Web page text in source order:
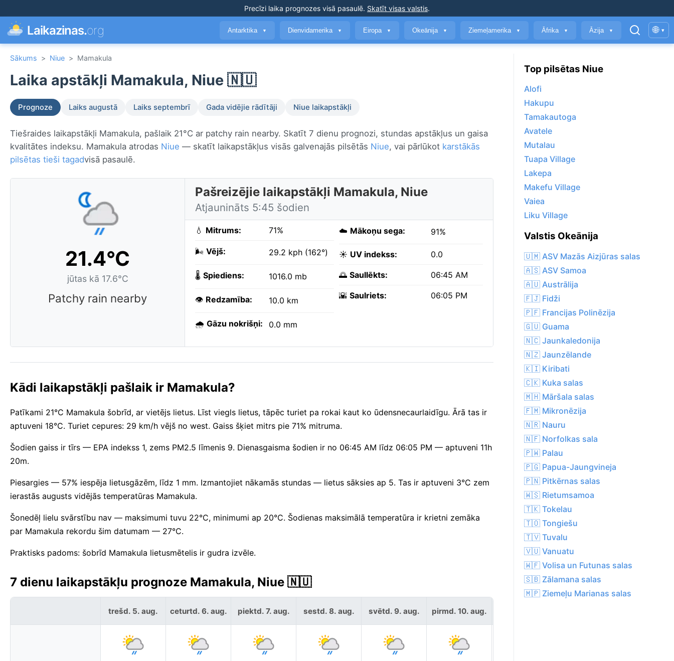
Precīzi laika prognozes visā pasaulē. Skatīt visas valstis.
Laikazinas.org Antarktika ▼ Dienvidamerika ▼ Eiropa ▼ Okeānija ▼ Ziemeļamerika ▼ Āfrika ▼ Āzija ▼ 🌐 ▾
Sākums > Niue > Mamakula
Laika apstākļi Mamakula, Niue 🇳🇺
Prognoze Laiks augustā Laiks septembrī Gada vidējie rādītāji Niue laikapstākļi
Tiešraides laikapstākļi Mamakula, pašlaik 21°C ar patchy rain nearby. Skatīt 7 dienu prognozi, stundas apstākļus un gaisa
kvalitātes indeksu. Mamakula atrodas Niue — skatīt laikapstākļus visās galvenajās pilsētās Niue, vai pārlūkot karstākās
pilsētas tieši tagadvisā pasaulē.
21.4°C
jūtas kā 17.6°C
Patchy rain nearby
Pašreizējie laikapstākļi Mamakula, Niue
Atjaunināts 5:45 šodien
💧 Mitrums: 71%
🌬️ Vējš: 29.2 kph (162°)
🌡️ Spiediens: 1016.0 mb
👁️ Redzamība: 10.0 km
🌧️ Gāzu nokrišņi: 0.0 mm
☁️ Mākoņu sega: 91%
☀️ UV indekss: 0.0
🌅 Saullēkts: 06:45 AM
🌇 Saulriets: 06:05 PM
Kādi laikapstākļi pašlaik ir Mamakula?
Patīkami 21°C Mamakula šobrīd, ar vietējs lietus. Līst viegls lietus, tāpēc turiet pa rokai kaut ko ūdensnecaurlaidīgu. Ārā tas ir
aptuveni 18°C. Turiet cepures: 29 km/h vējš no west. Gaiss šķiet mitrs pie 71% mitruma.
Šodien gaiss ir tīrs — EPA indekss 1, zems PM2.5 līmenis 9. Dienasgaisma šodien ir no 06:45 AM līdz 06:05 PM — aptuveni 11h
20m.
Piesargies — 57% iespēja lietusgāzēm, līdz 1 mm. Izmantojiet nākamās stundas — lietus sāksies ap 5. Tas ir aptuveni 3°C zem
ierastās augusts vidējās temperatūras Mamakula.
Šonedēļ lielu svārstību nav — maksimumi tuvu 22°C, minimumi ap 20°C. Šodienas maksimālā temperatūra ir krietni zemāka
par Mamakula rekordu šim datumam — 27°C.
Praktisks padoms: šobrīd Mamakula lietusmētelis ir gudra izvēle.
7 dienu laikapstākļu prognoze Mamakula, Niue 🇳🇺
trešd. 5. aug. ceturtd. 6. aug. piektd. 7. aug. sestd. 8. aug. svētd. 9. aug. pirmd. 10. aug.
Top pilsētas Niue
Alofi
Hakupu
Tamakautoga
Avatele
Mutalau
Tuapa Village
Lakepa
Makefu Village
Vaiea
Liku Village
Valstis Okeānija
🇺🇲 ASV Mazās Aizjūras salas
🇦🇸 ASV Samoa
🇦🇺 Austrālija
🇫🇯 Fidži
🇵🇫 Francijas Polinēzija
🇬🇺 Guama
🇳🇨 Jaunkaledonija
🇳🇿 Jaunzēlande
🇰🇮 Kiribati
🇨🇰 Kuka salas
🇲🇭 Māršala salas
🇫🇲 Mikronēzija
🇳🇷 Nauru
🇳🇫 Norfolkas sala
🇵🇼 Palau
🇵🇬 Papua-Jaungvineja
🇵🇳 Pitkērnas salas
🇼🇸 Rietumsamoa
🇹🇰 Tokelau
🇹🇴 Tongiešu
🇹🇻 Tuvalu
🇻🇺 Vanuatu
🇼🇫 Volisa un Futunas salas
🇸🇧 Zālamana salas
🇲🇵 Ziemeļu Marianas salas